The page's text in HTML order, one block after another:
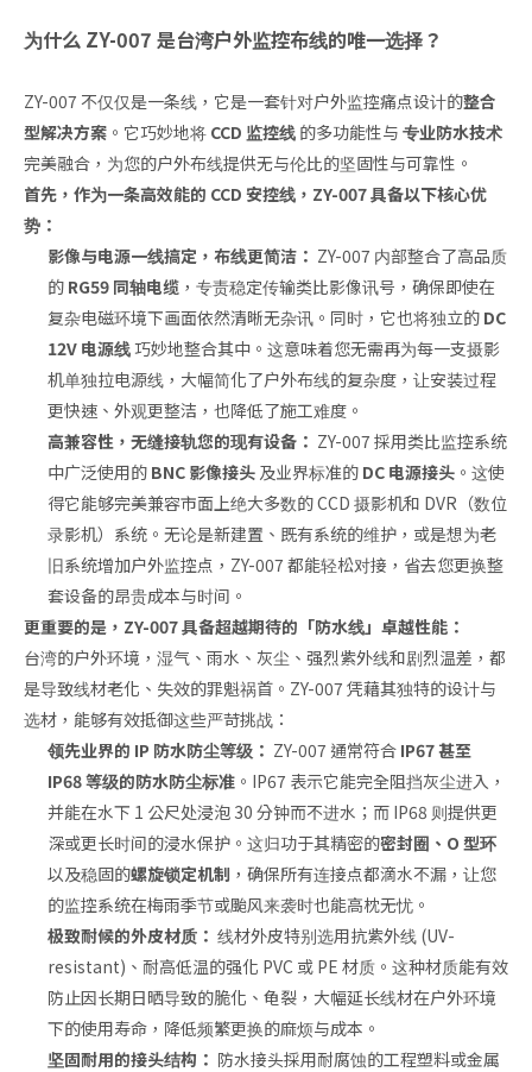
为什么 ZY-007 是台湾户外监控布线的唯一选择？
ZY-007 不仅仅是一条线，它是一套针对户外监控痛点设计的整合
型解决方案 。它巧妙地将 CCD 监控线 的多功能性与 专业防水技术
完美融合，为您的户外布线提供无与伦比的坚固性与可靠性。
首先，作为一条高效能的 CCD 安控线，ZY-007 具备以下核心优
势：
影像与电源一线搞定，布线更简洁： ZY-007 内部整合了高品质
的 RG59 同轴电缆 ，专责稳定传输类比影像讯号，确保即使在
复杂电磁环境下画面依然清晰无杂讯。同时，它也将独立的 DC
12V 电源线巧妙地整合其中。这意味着您无需再为每一支摄影
机单独拉电源线，大幅简化了户外布线的复杂度，让安装过程
更快速、外观更整洁，也降低了施工难度。
高兼容性，无缝接轨您的现有设备： ZY-007 採用类比监控系统
中广泛使用的 BNC 影像接头 及业界标准的 DC 电源接头 。这使
得它能够完美兼容市面上绝大多数的 CCD 摄影机和 DVR（数位
录影机）系统。无论是新建置、既有系统的维护，或是想为老
旧系统增加户外监控点，ZY-007 都能轻松对接，省去您更换整
套设备的昂贵成本与时间。
更重要的是，ZY-007 具备超越期待的「防水线」卓越性能：
台湾的户外环境，湿气、雨水、灰尘、强烈紫外线和剧烈温差，都
是导致线材老化、失效的罪魁祸首。ZY-007 凭藉其独特的设计与
选材，能够有效抵御这些严苛挑战：
领先业界的 IP 防水防尘等级： ZY-007 通常符合 IP67 甚至
IP68 等级的防水防尘标准 。IP67 表示它能完全阻挡灰尘进入，
并能在水下 1 公尺处浸泡 30 分钟而不进水；而 IP68 则提供更
深或更长时间的浸水保护。这归功于其精密的密封圈、O 型环
以及稳固的螺旋锁定机制 ，确保所有连接点都滴水不漏，让您
的监控系统在梅雨季节或颱风来袭时也能高枕无忧。
极致耐候的外皮材质： 线材外皮特别选用抗紫外线 (UV-
resistant)、耐高低温的强化 PVC 或 PE 材质。这种材质能有效
防止因长期日晒导致的脆化、龟裂，大幅延长线材在户外环境
下的使用寿命，降低频繁更换的麻烦与成本。
坚固耐用的接头结构： 防水接头採用耐腐蚀的工程塑料或金属